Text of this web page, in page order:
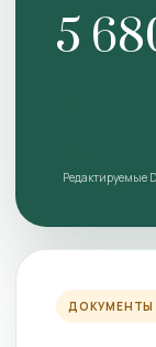
5
Редактируемые
ДОКУМЕНТЫ